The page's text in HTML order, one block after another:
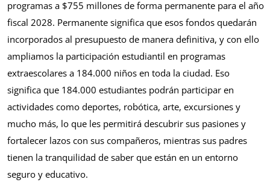
programas a $755 millones de forma permanente para el año
fiscal 2028. Permanente significa que esos fondos quedarán
incorporados al presupuesto de manera definitiva, y con ello
ampliamos la participación estudiantil en programas
extraescolares a 184.000 niños en toda la ciudad. Eso
significa que 184.000 estudiantes podrán participar en
actividades como deportes, robótica, arte, excursiones y
mucho más, lo que les permitirá descubrir sus pasiones y
fortalecer lazos con sus compañeros, mientras sus padres
tienen la tranquilidad de saber que están en un entorno
seguro y educativo.